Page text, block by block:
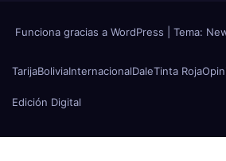
Funciona gracias a WordPress Tema:
TarijaBoliviaInternacionalDaleTinta Roja
Edición Digital